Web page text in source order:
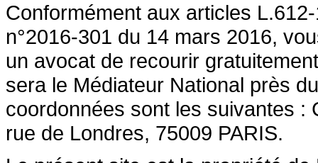
Conformément aux articles
n°2016-301 du 14 mars 2016,
un avocat de recourir
sera le Médiateur National près
coordonnées sont les suivantes :
rue de Londres, 75009 PARIS.